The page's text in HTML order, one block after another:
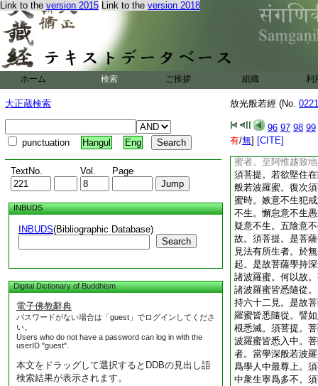
Link to the version 2015 Link to the version 2018
ホーム 検索 ご挨拶 組織 利
大正蔵検索
punctuation Hangul Eng
TextNo. Vol. Page
INBUDS
INBUDS(Bibliographic Database)
Search
Digital Dictionary of Buddhism
電子佛教辭典
パスワードがない場合は「guest」でログインしてくださ
い。
Users who do not have a password can log in with the
userID "guest".
本文をドラッグして選択するとDDBの見出し語
検索結果が表示されます。
放光般若經 (No.
96 97 98 99
有/無] [CITE]
般若波羅蜜不厭不
是法非是凡夫愚人
薩爲衆生故行檀波
如是爲學十力。爲
金銀異寶少少處出
學般若波羅蜜。多
人能行遮迦越羅福
少少衆生能入薩云
支佛道。須菩提。
菩意者。得成就者
地。須菩提。多有
蜜者。至阿惟越致
須菩提。若欲堅住
般若波羅蜜。復次
蜜時。嫉意不生犯
不生。懈怠意不生
疑意不生。五陰意
故。須菩提。是菩
見法有所生者。於
起。是故菩薩學持
諸波羅蜜。何以故
諸波羅蜜皆悉隨從
持六十二見。是故
羅蜜皆悉隨從。譬
根悉滅。須菩提。
波羅蜜皆悉入中。
者。當學深般若波
爲學人中最尊上。
中衆生寧爲多不。